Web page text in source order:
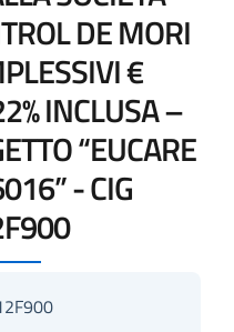
DE MORI
€
INCLUSA –
“EUCARE
- CIG